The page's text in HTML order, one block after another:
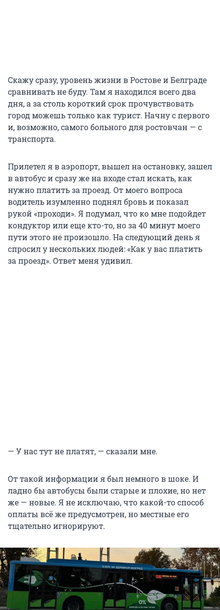
Скажу сразу, уровень жизни в Ростове и Белграде
сравнивать не буду. Там я находился всего два
дня, а за столь короткий срок прочувствовать
город можешь только как турист. Начну с первого
и, возможно, самого больного для ростовчан — с
транспорта.
Прилетел я в аэропорт, вышел на остановку, зашел
в автобус и сразу же на входе стал искать, как
нужно платить за проезд. От моего вопроса
водитель изумленно поднял бровь и показал
рукой «проходи». Я подумал, что ко мне подойдет
кондуктор или еще кто-то, но за 40 минут моего
пути этого не произошло. На следующий день я
спросил у нескольких людей: «Как у вас платить
за проезд». Ответ меня удивил.
— У нас тут не платят, — сказали мне.
От такой информации я был немного в шоке. И
ладно бы автобусы были старые и плохие, но нет
же — новые. Я не исключаю, что какой-то способ
оплаты всё же предусмотрен, но местные его
тщательно игнорируют.